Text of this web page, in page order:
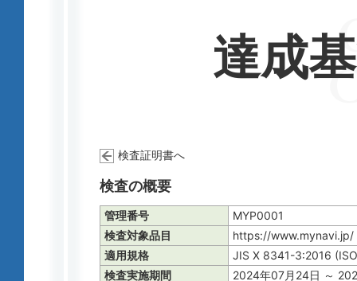
達成
検査証明書へ
検査の概要
管理番号
MYP0001
検査対象品目
https://www.mynavi.jp/
適用規格
JIS X 8341-3:2016
検査実施期間
2024年07月24日 ～